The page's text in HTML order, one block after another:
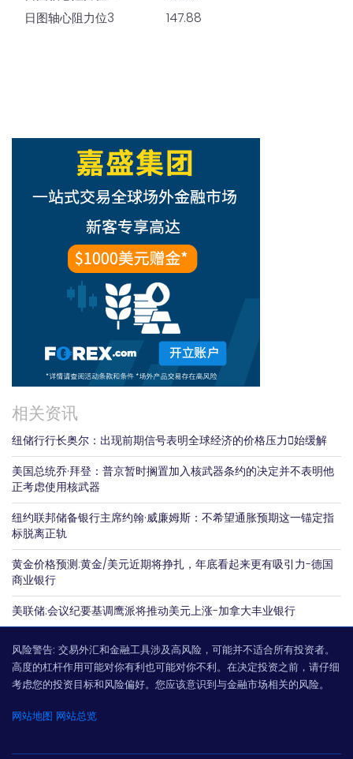
日图轴心阻力位3
147.88
相关资讯
纽储行行长奥尔：出现前期信号表明全球经济的价格压力𫔭始缓解
美国总统乔·拜登：普京暂时搁置加入核武器条约的决定并不表明他
正考虑使用核武器
纽约联邦储备银行主席约翰·威廉姆斯：不希望通胀预期这一锚定指
标脱离正轨
黄金价格预测:黄金/美元近期将挣扎，年底看起来更有吸引力-德国
商业银行
美联储:会议纪要基调鹰派将推动美元上涨-加拿大丰业银行
风险警告: 交易外汇和金融工具涉及高风险，可能并不适合所有投资者。
高度的杠杆作用可能对你有利也可能对你不利。在决定投资之前，请仔细
考虑您的投资目标和风险偏好。您应该意识到与金融市场相关的风险。
网站地图 网站总览